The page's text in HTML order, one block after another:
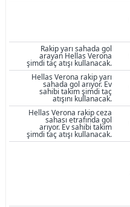
Rakip yarı sahada gol
arayan Hellas Verona
şimdi taç atışı kullanacak.
Hellas Verona rakip yarı
sahada gol arıyor. Ev
sahibi takım şimdi taç
atışını kullanacak.
Hellas Verona rakip ceza
sahası etrafında gol
arıyor. Ev sahibi takım
şimdi taç atışı kullanacak.